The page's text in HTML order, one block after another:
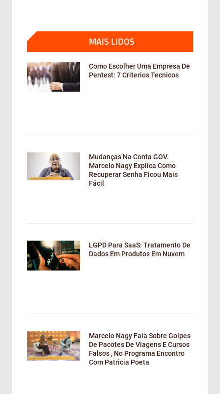
MAIS LIDOS
Como Escolher Uma Empresa De
Pentest: 7 Criterios Tecnicos
Mudanças Na Conta GOV.
Marcelo Nagy Explica Como
Recuperar Senha Ficou Mais
Fácil
LGPD Para SaaS: Tratamento De
Dados Em Produtos Em Nuvem
Marcelo Nagy Fala Sobre Golpes
De Pacotes De Viagens E Cursos
Falsos , No Programa Encontro
Com Patricia Poeta